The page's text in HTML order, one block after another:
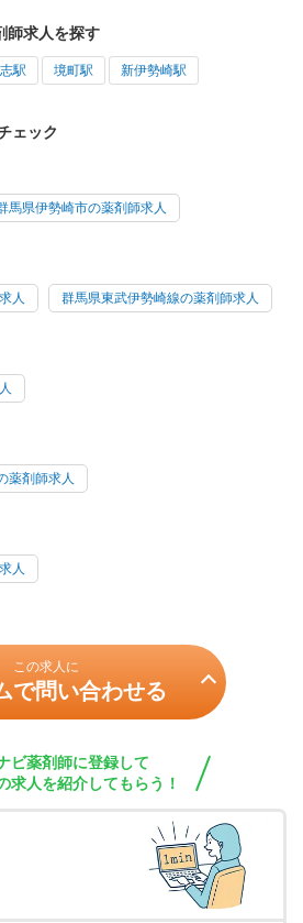
師求人を探す
駅 境町駅 新伊勢崎駅
ェック
馬県伊勢崎市の薬剤師求人
人 群馬県東武伊勢崎線の薬剤師求人
薬剤師求人
人
この求人に
で問い合わせる
ビ薬剤師に登録して
求人を紹介してもらう！